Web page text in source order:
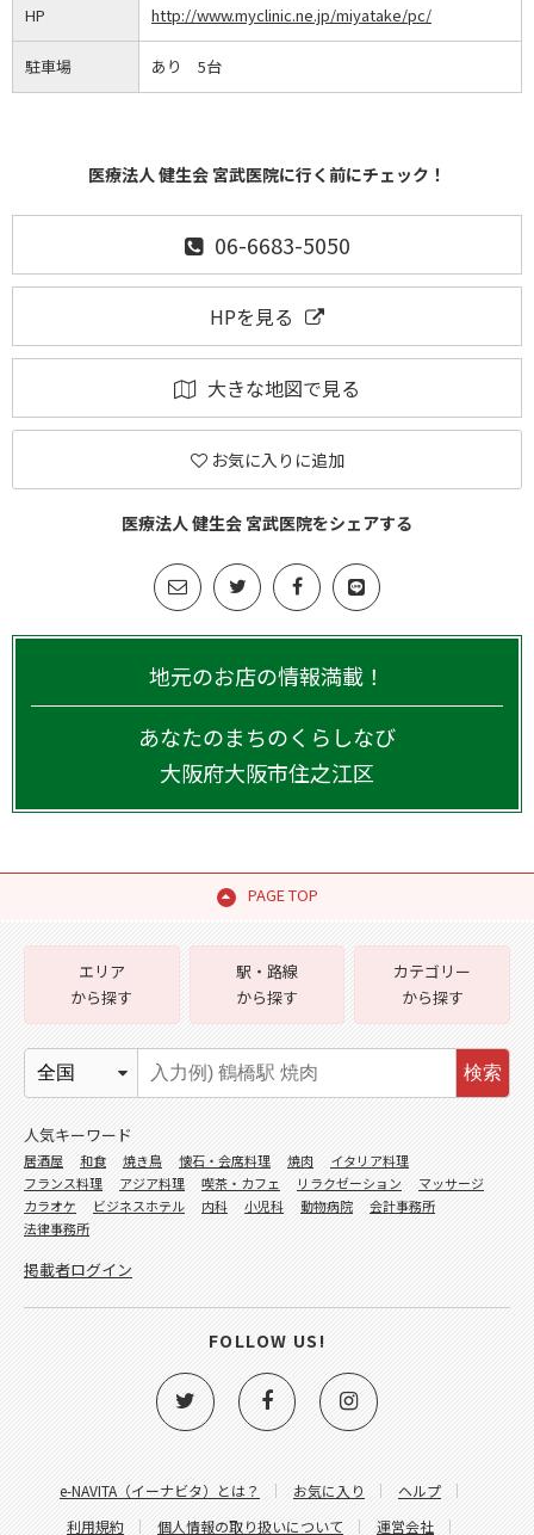
HP http://www.myclinic.ne.jp/miyatake/pc/
駐車場 あり 5台
医療法人 健生会 宮武医院に行く前にチェック！
06-6683-5050
HPを見る
大きな地図で見る
お気に入りに追加
医療法人 健生会 宮武医院をシェアする
地元のお店の情報満載！
あなたのまちのくらしなび
大阪府大阪市住之江区
PAGE TOP
e-NAVITA（イーナビタ）とは？ お気に入り
ヘルプ
利用規約
個人情報の取り扱いについて 運営会社
エリア
から探す
駅・路線
から探す
カテゴリー
から探す
検索
人気キーワード
居酒屋 和食 焼き鳥 懐石・会席料理 焼肉
イタリア料理
フランス料理
アジア料理 喫茶・カフェ リラクゼーション
マッサージ
カラオケ
ビジネスホテル 内科 小児科 動物病院
会計事務所
法律事務所
掲載者ログイン
FOLLOW US!